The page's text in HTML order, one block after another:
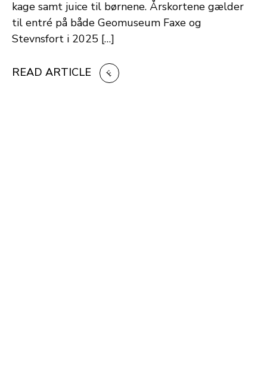
kage samt juice til børnene. Årskortene gælder
til entré på både Geomuseum Faxe og
Stevnsfort i 2025 […]
READ ARTICLE